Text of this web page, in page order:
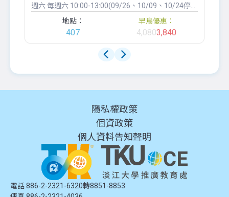
週六每週六 10:00-13:00(09/26、10/09、10/24停課)
地點：
407
早鳥優惠：
4,0803,840
隱私權政策
個資政策
個人資料告知聲明
電話 886-2-2321-6320轉8851-8853